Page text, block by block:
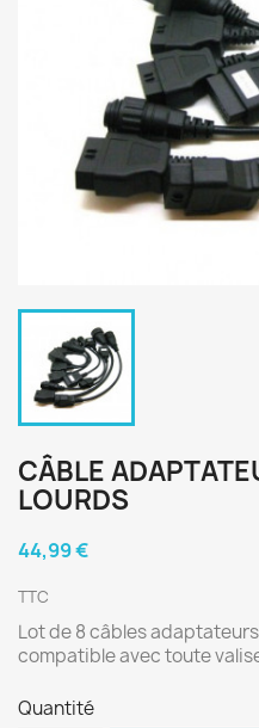
CÂBLE
LOURDS
44,99 €
TTC
Lot de 8 câbles
compatible avec toute
Quantité